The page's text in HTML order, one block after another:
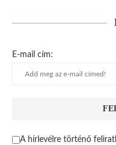
E-mail cím:
A hírlevélre történő